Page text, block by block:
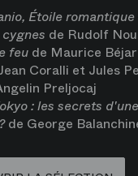
Étoile romantique
de Rudolf
feu de Maurice
Coralli et Jules
Preljocaj
: les secrets
de George